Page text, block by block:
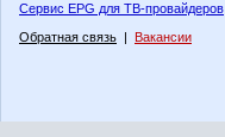
Сервис EPG для ТВ-провайдеров
Обратная связь | Вакансии